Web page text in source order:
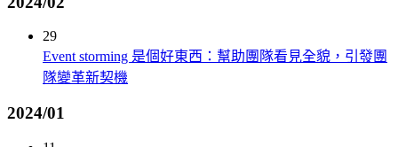
29
Event storming 是個好東西：幫助團隊看見全貌，引發團
隊變革新契機
2024/01